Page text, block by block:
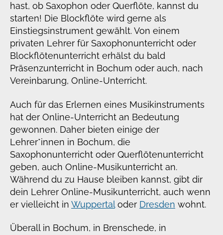
hast, ob Saxophon oder Querflöte, kannst du
starten! Die Blockflöte wird gerne als
Einstiegsinstrument gewählt. Von einem
privaten Lehrer für Saxophonunterricht oder
Blockflötenunterricht erhälst du bald
Präsenzunterricht in Bochum oder auch, nach
Vereinbarung, Online-Unterricht.
Auch für das Erlernen eines Musikinstruments
hat der Online-Unterricht an Bedeutung
gewonnen. Daher bieten einige der
Lehrer*innen in Bochum, die
Saxophonunterricht oder Querflötenunterricht
geben, auch Online-Musikunterricht an.
Während du zu Hause bleiben kannst, gibt dir
dein Lehrer Online-Musikunterricht, auch wenn
er vielleicht in Wuppertaloder Dresden wohnt.
Überall in Bochum, in Brenschede, in